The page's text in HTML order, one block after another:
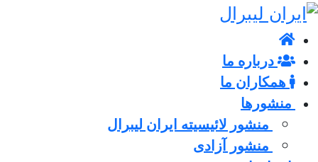
درباره ما
همکاران ما
منشورها
منشور لائیسیته ایران لیبرال
منشور آزادی